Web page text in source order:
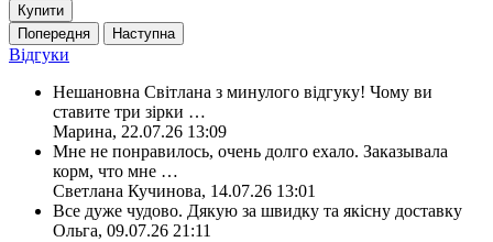
Купити
Попередня
Наступна
Відгуки
Нешановна Світлана з минулого відгуку! Чому ви
ставите три зірки …
Марина, 22.07.26 13:09
Мне не понравилось, очень долго ехало. Заказывала
корм, что мне …
Светлана Кучинова, 14.07.26 13:01
Все дуже чудово. Дякую за швидку та якісну доставку
Ольга, 09.07.26 21:11